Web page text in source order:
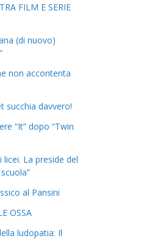
FILM E SERIE
(di nuovo)
non accontenta
succhia davvero!
“It” dopo “Twin
La preside del
al Pansini
OSSA
ludopatia: Il